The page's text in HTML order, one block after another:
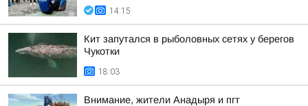
14:15
Кит запутался в рыболовных сетях у берегов
Чукотки
18:03
Внимание, жители Анадыря и пгт